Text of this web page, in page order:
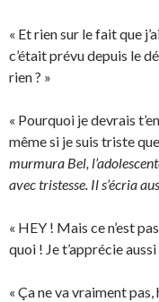
« Et rien sur le fait que
c’était prévu depuis le
rien ? »
« Pourquoi je devrais
même si je suis triste
murmura Bel,
avec tristesse. Il s’écria
« HEY ! Mais ce n’est
quoi ! Je t’apprécie
« Ça ne va vraiment